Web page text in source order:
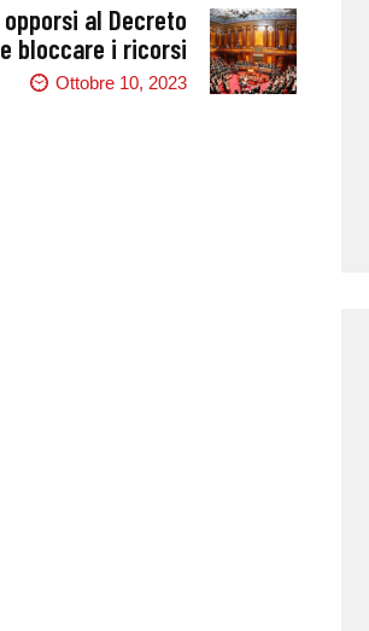
al Decreto
bloccare i ricorsi
Ottobre 10, 2023